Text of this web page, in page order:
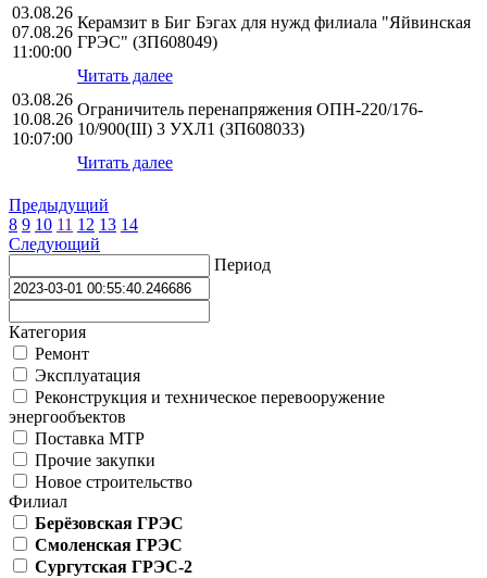
03.08.26
07.08.26
11:00:00
Керамзит в Биг Бэгах для нужд филиала "Яйвинская
ГРЭС" (ЗП608049)
Читать далее
03.08.26
10.08.26
10:07:00
Ограничитель перенапряжения ОПН-220/176-
10/900(III) 3 УХЛ1 (ЗП608033)
Читать далее
Предыдущий
8 9 10 11 12 13 14
Следующий
Период
Категория
Ремонт
Эксплуатация
Реконструкция и техническое перевооружение
энергообъектов
Поставка МТР
Прочие закупки
Новое строительство
Филиал
Берёзовская ГРЭС
Смоленская ГРЭС
Сургутская ГРЭС-2